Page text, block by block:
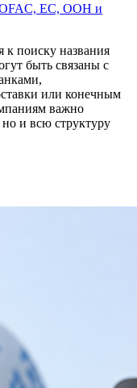
OFAC, ЕС, ООН и
к поиску названия
быть связаны с
или конечным
важно
но и всю структуру